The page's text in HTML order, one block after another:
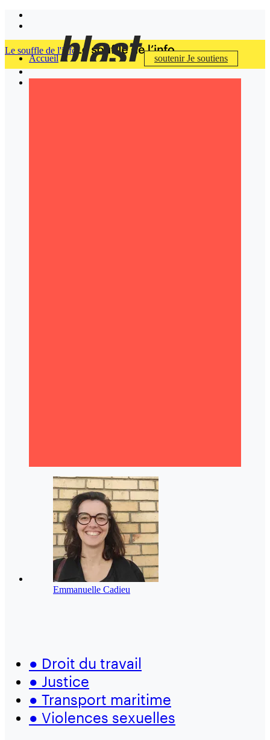
Accueil soutenirJe soutiens
Le souffle de l'info
Emmanuelle Cadieu
● Droit du travail
● Justice
● Transport maritime
● Violences sexuelles